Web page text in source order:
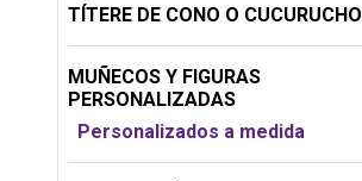
TÍTERE DE CONO O CUCURUCHO
MUÑECOS Y FIGURAS
PERSONALIZADAS
Personalizados a medida